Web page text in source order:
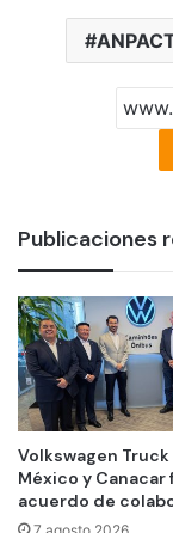
Publicaciones
Volkswagen Truck
México y Canacar
acuerdo de